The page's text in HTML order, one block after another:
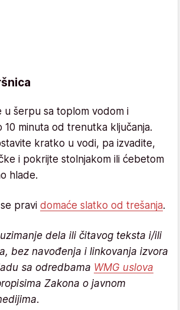
u šerpu sa toplom vodom i
10 minuta od trenutka ključanja.
kratko u vodi, pa izvadite,
i pokrijte stolnjakom ili ćebetom
hlade.
pravi domaće slatko od trešanja.
dela ili čitavog teksta i/ili
bez navođenja i linkovanja izvora
sa odredbama WMG uslova
Zakona o javnom